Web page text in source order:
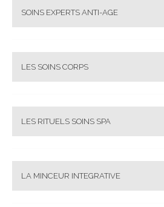
SOINS EXPERTS ANTI-AGE
LES SOINS CORPS
LES RITUELS SOINS SPA
LA MINCEUR INTEGRATIVE